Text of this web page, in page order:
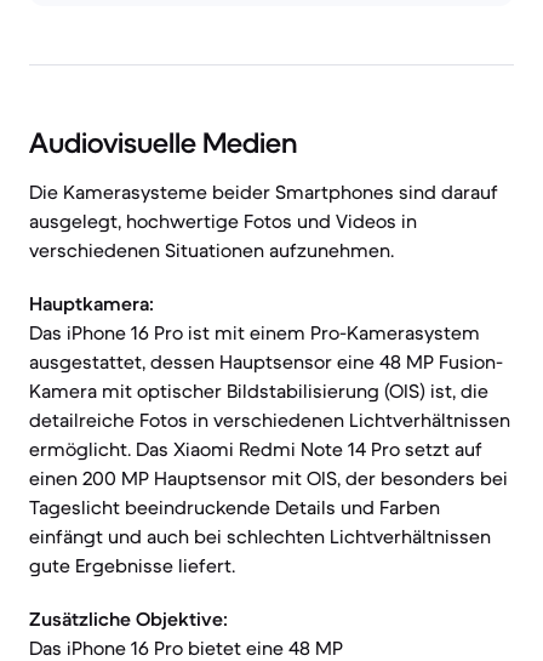
Audiovisuelle Medien
Die Kamerasysteme beider Smartphones sind darauf
ausgelegt, hochwertige Fotos und Videos in
verschiedenen Situationen aufzunehmen.
Hauptkamera:
Das iPhone 16 Pro ist mit einem Pro-Kamerasystem
ausgestattet, dessen Hauptsensor eine 48 MP Fusion-
Kamera mit optischer Bildstabilisierung (OIS) ist, die
detailreiche Fotos in verschiedenen Lichtverhältnissen
ermöglicht. Das Xiaomi Redmi Note 14 Pro setzt auf
einen 200 MP Hauptsensor mit OIS, der besonders bei
Tageslicht beeindruckende Details und Farben
einfängt und auch bei schlechten Lichtverhältnissen
gute Ergebnisse liefert.
Zusätzliche Objektive:
Das iPhone 16 Pro bietet eine 48 MP